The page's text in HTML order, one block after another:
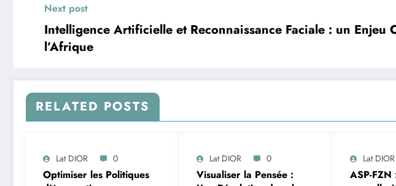
Next post
Intelligence Artificielle et Reconnaissance Faciale : un Enjeu
l’Afrique
RELATED POSTS
Lat DIOR 0
Optimiser les Politiques
Lat DIOR 0
Visualiser la Pensée :
Lat DIOR
ASP-FZN